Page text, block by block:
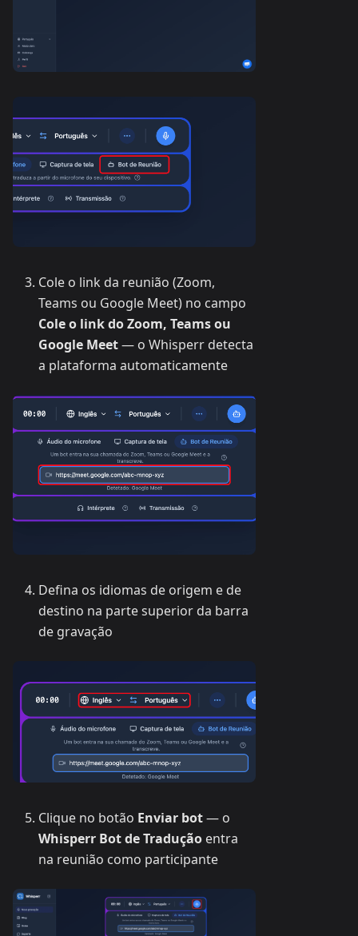
Cole o link da reunião (Zoom,
Teams ou Google Meet) no campo
Cole o link do Zoom, Teams ou
Google Meet— o Whisperr detecta
a plataforma automaticamente
Defina os idiomas de origem e de
destino na parte superior da barra
de gravação
Clique no botão Enviar bot— o
Whisperr Bot de Tradução entra
na reunião como participante